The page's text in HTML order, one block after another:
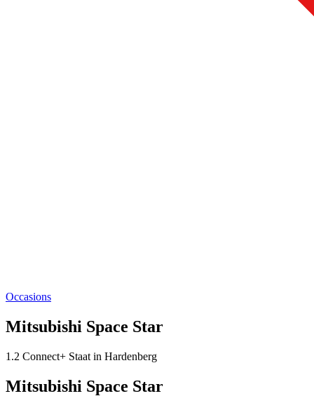
Occasions
Mitsubishi Space Star
1.2 Connect+ Staat in Hardenberg
Mitsubishi Space Star